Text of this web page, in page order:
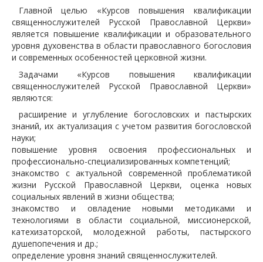
Главной целью «Курсов повышения квалификации
священнослужителей Русской Православной Церкви»
является повышение квалификации и образовательного
уровня духовенства в области православного богословия
и современных особенностей церковной жизни.
Задачами «Курсов повышения квалификации
священнослужителей Русской Православной Церкви»
являются:
расширение и углубление богословских и пастырских
знаний, их актуализация с учетом развития богословской
науки;
повышение уровня освоения профессиональных и
профессионально-специализированных компетенций;
знакомство с актуальной современной проблематикой
жизни Русской Православной Церкви, оценка новых
социальных явлений в жизни общества;
знакомство и овладение новыми методиками и
технологиями в области социальной, миссионерской,
катехизаторской, молодежной работы, пастырского
душепопечения и др.;
определение уровня знаний священнослужителей.